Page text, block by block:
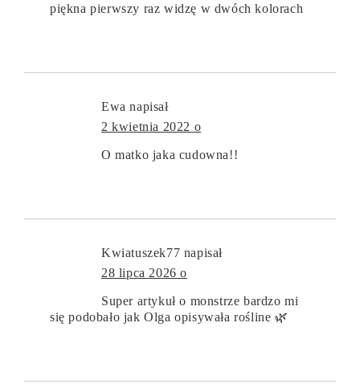
piękna pierwszy raz widzę w dwóch kolorach
Ewa napisał
2 kwietnia 2022 o
O matko jaka cudowna!!
Kwiatuszek77 napisał
28 lipca 2026 o
Super artykuł o monstrze bardzo mi
się podobało jak Olga opisywała rośline 🌿